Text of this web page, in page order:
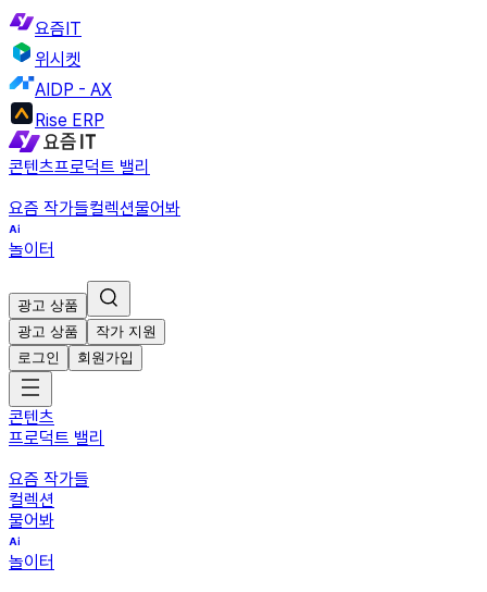
요즘IT
위시켓
AIDP - AX
Rise ERP
콘텐츠프로덕트 밸리
요즘 작가들컬렉션물어봐
놀이터
광고 상품
광고 상품
작가 지원
로그인
회원가입
콘텐츠
프로덕트 밸리
요즘 작가들
컬렉션
물어봐
놀이터